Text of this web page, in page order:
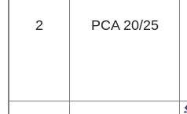
2 PCA 20/25